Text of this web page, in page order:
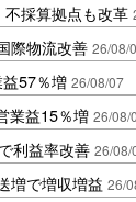
採算拠点も改革
際物流改善 26/08/
57％増 26/08/07
業益15％増 26/08/
利益率改善 26/08/
増で増収増益 26/